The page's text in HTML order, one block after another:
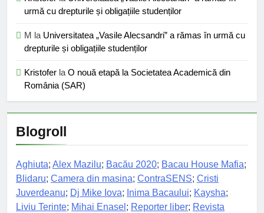
urmă cu drepturile și obligațiile studenților
M la Universitatea „Vasile Alecsandri” a rămas în urmă cu
drepturile și obligațiile studenților
Kristofer la O nouă etapă la Societatea Academică din
România (SAR)
Blogroll
Aghiuta; Alex Mazilu; Bacău 2020; Bacau House Mafia;
Blidaru; Camera din masina; ContraSENS; Cristi
Juverdeanu; Dj Mike Iova; Inima Bacaului; Kaysha;
Liviu Terinte; Mihai Enasel ; Reporter liber; Revista